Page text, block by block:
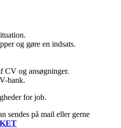
og gøre en indsats.
og ansøgninger.
bank.
for job.
sendes på mail eller gerne